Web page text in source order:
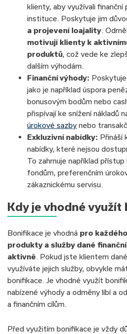
klienty, aby využívali
instituce. Poskytuje jim
a projevení loajality.
motivují klienty k
produktů, což vede ke
dalším výhodám.
Finanční výhody:
jako je například úspora
bonusovým bodům nebo
přispívají ke snížení nákladů
úrokové sazby nebo
Exkluzivní nabídky: Přináší
nabídky, které nejsou
To zahrnuje například
fondům, preferenčním
zákaznickému servisu.
Kdy je vhodné využít
Bonifikace je vhodná pro
produkty a služby dané
aktivně. Pokud jste klientem
využíváte jejich služby, obvykle
bonifikace. Je vhodné využít
nabízené výhody a odměny líbí a
a finančním cílům.
Před využitím bonifikace je vždy